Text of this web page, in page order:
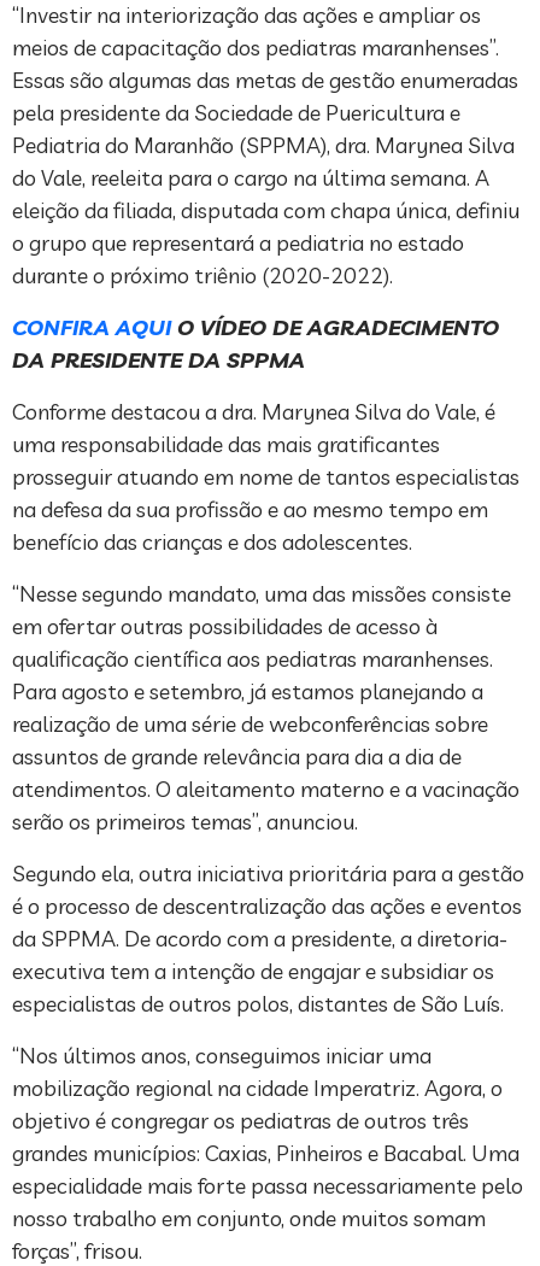
“Investir na interiorização das ações e ampliar os
meios de capacitação dos pediatras maranhenses”.
Essas são algumas das metas de gestão enumeradas
pela presidente da Sociedade de Puericultura e
Pediatria do Maranhão (SPPMA), dra. Marynea Silva
do Vale, reeleita para o cargo na última semana. A
eleição da filiada, disputada com chapa única, definiu
o grupo que representará a pediatria no estado
durante o próximo triênio (2020-2022).
CONFIRA AQUIO VÍDEO DE AGRADECIMENTO
DA PRESIDENTE DA SPPMA
Conforme destacou a dra. Marynea Silva do Vale, é
uma responsabilidade das mais gratificantes
prosseguir atuando em nome de tantos especialistas
na defesa da sua profissão e ao mesmo tempo em
benefício das crianças e dos adolescentes.
“Nesse segundo mandato, uma das missões consiste
em ofertar outras possibilidades de acesso à
qualificação científica aos pediatras maranhenses.
Para agosto e setembro, já estamos planejando a
realização de uma série de webconferências sobre
assuntos de grande relevância para dia a dia de
atendimentos. O aleitamento materno e a vacinação
serão os primeiros temas”, anunciou.
Segundo ela, outra iniciativa prioritária para a gestão
é o processo de descentralização das ações e eventos
da SPPMA. De acordo com a presidente, a diretoria-
executiva tem a intenção de engajar e subsidiar os
especialistas de outros polos, distantes de São Luís.
“Nos últimos anos, conseguimos iniciar uma
mobilização regional na cidade Imperatriz. Agora, o
objetivo é congregar os pediatras de outros três
grandes municípios: Caxias, Pinheiros e Bacabal. Uma
especialidade mais forte passa necessariamente pelo
nosso trabalho em conjunto, onde muitos somam
forças”, frisou.